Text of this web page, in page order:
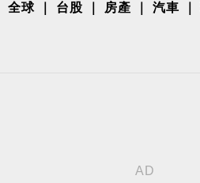
全球 台股 房產 汽車